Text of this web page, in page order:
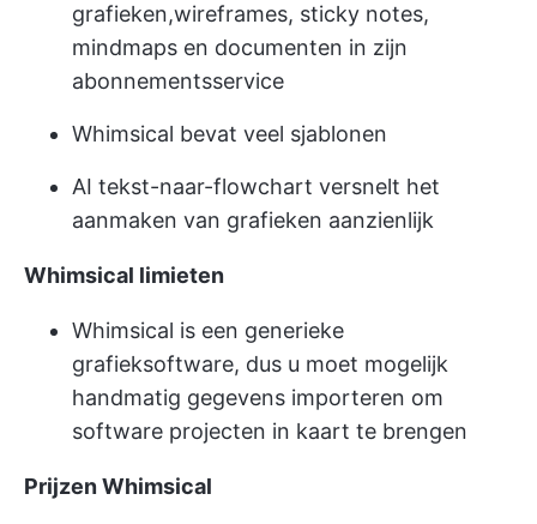
grafieken,wireframes, sticky notes,
mindmaps en documenten in zijn
abonnementsservice
Whimsical bevat veel sjablonen
AI tekst-naar-flowchart versnelt het
aanmaken van grafieken aanzienlijk
Whimsical limieten
Whimsical is een generieke
grafieksoftware, dus u moet mogelijk
handmatig gegevens importeren om
software projecten in kaart te brengen
Prijzen Whimsical